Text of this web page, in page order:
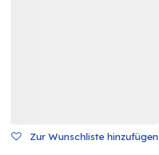
Zur Wunschliste hinzufügen